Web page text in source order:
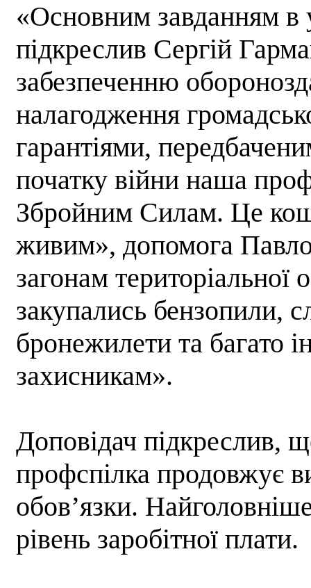
«Основним завданням в
підкреслив Сергій
забезпеченню
налагодження
гарантіями,
початку війни наша
Збройним Силам. Це
живим», допомога
загонам територіальної
закупались бензопили,
бронежилети та багато
захисникам».
Доповідач підкреслив,
профспілка продовжує
обов’язки.
рівень заробітної плати.